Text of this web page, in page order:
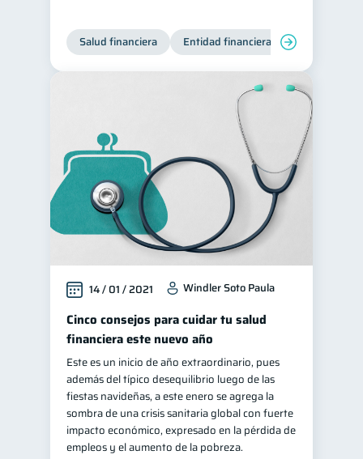
Salud financiera Entidad financiera
14 / 01 / 2021 Windler Soto Paula
Cinco consejos para cuidar tu salud
financiera este nuevo año
Este es un inicio de año extraordinario, pues
además del típico desequilibrio luego de las
fiestas navideñas, a este enero se agrega la
sombra de una crisis sanitaria global con fuerte
impacto económico, expresado en la pérdida de
empleos y el aumento de la pobreza.